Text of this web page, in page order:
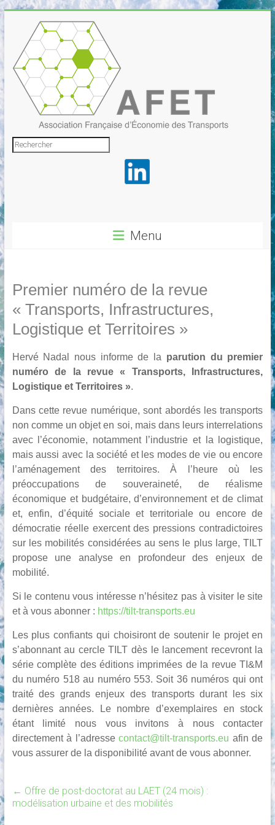
to
content
Association
Transports
Menu
Premier numéro de la revue
« Transports, Infrastructures,
Logistique et Territoires »
Hervé Nadal nous informe de la parution du premier
numéro de la revue « Transports, Infrastructures,
Logistique et Territoires ».
Dans cette revue numérique, sont abordés les transports
non comme un objet en soi, mais dans leurs interrelations
avec l’économie, notamment l’industrie et la logistique,
mais aussi avec la société et les modes de vie ou encore
l’aménagement des territoires. À l’heure où les
préoccupations de souveraineté, de réalisme
économique et budgétaire, d’environnement et de climat
et, enfin, d’équité sociale et territoriale ou encore de
démocratie réelle exercent des pressions contradictoires
sur les mobilités considérées au sens le plus large, TILT
propose une analyse en profondeur des enjeux de
mobilité.
Si le contenu vous intéresse n’hésitez pas à visiter le site
et à vous abonner : https://tilt-transports.eu
Les plus confiants qui choisiront de soutenir le projet en
s’abonnant au cercle TILT dès le lancement recevront la
série complète des éditions imprimées de la revue TI&M
du numéro 518 au numéro 553. Soit 36 numéros qui ont
traité des grands enjeux des transports durant les six
dernières années. Le nombre d’exemplaires en stock
étant limité nous vous invitons à nous contacter
directement à l’adressecontact@tilt-transports.eu afin de
vous assurer de la disponibilité avant de vous abonner.
← Offre de post-doctorat au LAET (24 mois) :
modélisation urbaine et des mobilités